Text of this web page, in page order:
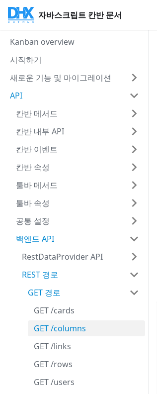
자바스크립트 칸반 문서
Kanban overview
시작하기
새로운 기능 및 마이그레이션
API
칸반 메서드
칸반 내부 API
칸반 이벤트
칸반 속성
툴바 메서드
툴바 속성
공통 설정
백엔드 API
RestDataProvider API
REST 경로
GET 경로
GET /cards
GET /columns
GET /links
GET /rows
GET /users